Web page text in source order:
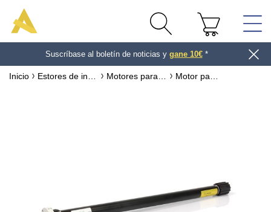
Suscríbase al boletín de noticias y gane 10€*
Inicio